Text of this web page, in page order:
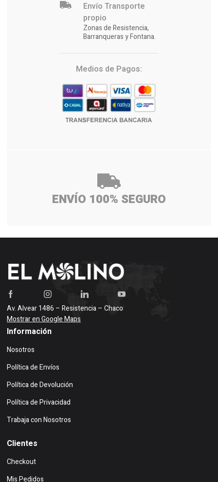
Envío Transporte
propio
Zonas de Resistencia,
Barranqueras y Fontana.
Medios de Pagos:
ENVÍO 100% SEGURO
Av. Alvear 1486 – Resistencia – Chaco
Mostrar en Google Maps
Información
Nosotros
Política de Envíos
Política de Devolución
Política de Privacidad
Trabaja con Nosotros
Clientes
Checkout
Mis Pedidos